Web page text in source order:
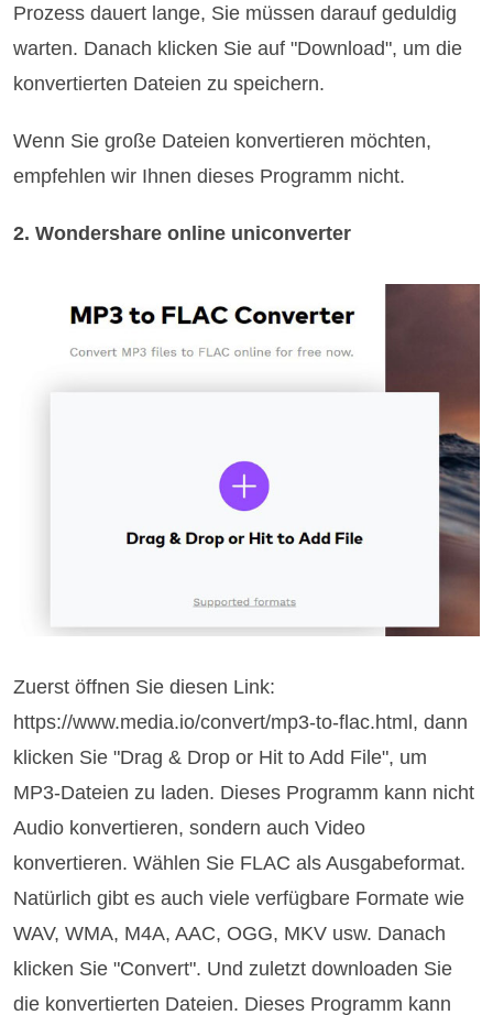
Prozess dauert lange, Sie müssen darauf geduldig
warten. Danach klicken Sie auf "Download", um die
konvertierten Dateien zu speichern.
Wenn Sie große Dateien konvertieren möchten,
empfehlen wir Ihnen dieses Programm nicht.
2. Wondershare online uniconverter
Zuerst öffnen Sie diesen Link:
https://www.media.io/convert/mp3-to-flac.html, dann
klicken Sie "Drag & Drop or Hit to Add File", um
MP3-Dateien zu laden. Dieses Programm kann nicht
Audio konvertieren, sondern auch Video
konvertieren. Wählen Sie FLAC als Ausgabeformat.
Natürlich gibt es auch viele verfügbare Formate wie
WAV, WMA, M4A, AAC, OGG, MKV usw. Danach
klicken Sie "Convert". Und zuletzt downloaden Sie
die konvertierten Dateien. Dieses Programm kann